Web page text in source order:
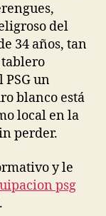
del
34 años, tan
tablero
PSG un
blanco está
local en la
perder.
y le
psg